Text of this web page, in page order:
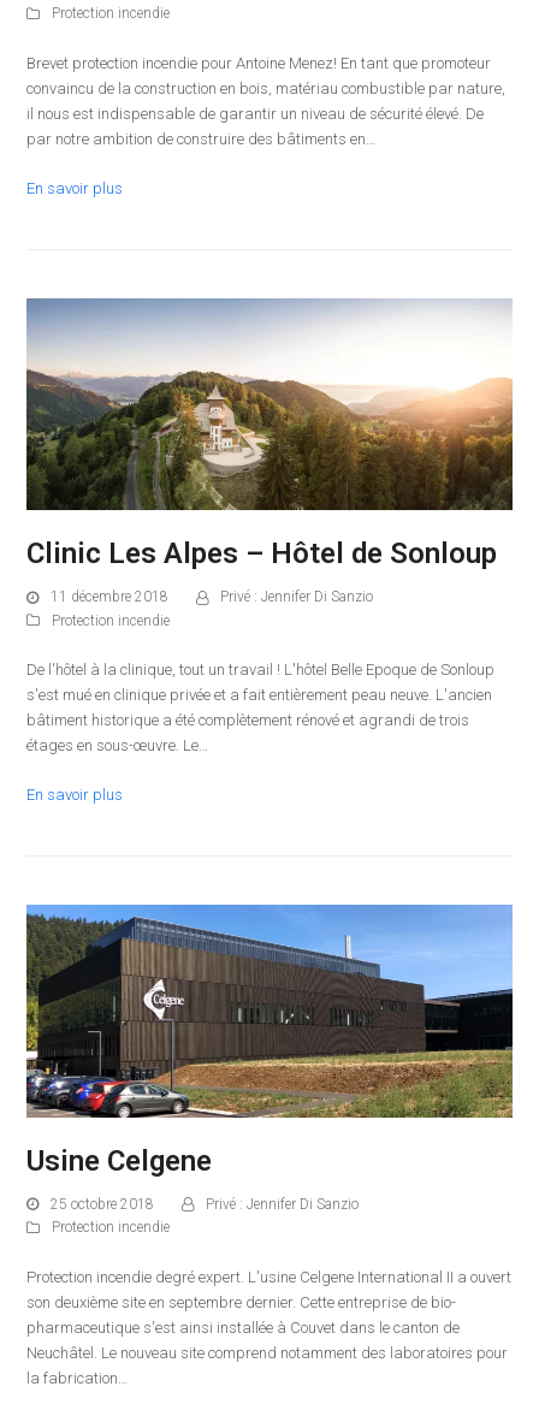
Protection incendie
Brevet protection incendie pour Antoine Menez! En tant que promoteur
convaincu de la construction en bois, matériau combustible par nature,
il nous est indispensable de garantir un niveau de sécurité élevé. De
par notre ambition de construire des bâtiments en…
En savoir plus
Clinic Les Alpes – Hôtel de Sonloup
11 décembre 2018
Privé : Jennifer Di Sanzio
Protection incendie
De l'hôtel à la clinique, tout un travail ! L'hôtel Belle Epoque de Sonloup
s'est mué en clinique privée et a fait entièrement peau neuve. L'ancien
bâtiment historique a été complètement rénové et agrandi de trois
étages en sous-œuvre. Le…
En savoir plus
Usine Celgene
25 octobre 2018
Privé : Jennifer Di Sanzio
Protection incendie
Protection incendie degré expert. L'usine Celgene International II a ouvert
son deuxième site en septembre dernier. Cette entreprise de bio-
pharmaceutique s'est ainsi installée à Couvet dans le canton de
Neuchâtel. Le nouveau site comprend notamment des laboratoires pour
la fabrication…